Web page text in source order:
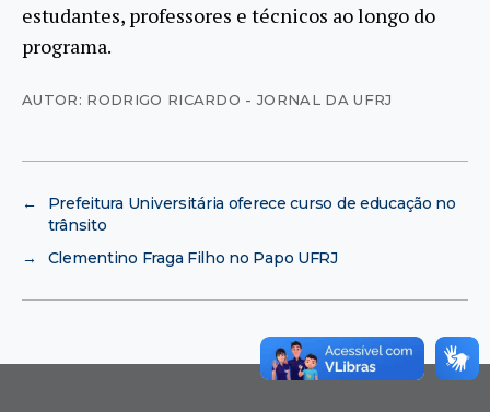
estudantes, professores e técnicos ao longo do
programa.
AUTOR: RODRIGO RICARDO - JORNAL DA UFRJ
←
Prefeitura Universitária oferece curso de educação no
trânsito
→
Clementino Fraga Filho no Papo UFRJ